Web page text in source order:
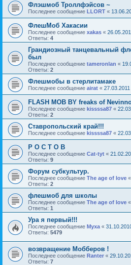
Флэшмоб Троллфэйсов ~
Последнее сообщение LLORT «
ФлешМоб Хакасии
Последнее сообщение xakas «
Ответы: 4
Грандиозный танцевальный
был
Последнее сообщение tameronlan «
Ответы: 2
Флешмобы в стерлитамаке
Последнее сообщение airat «
FLASH MOB BY freaks of
Последнее сообщение kissssa87 «
Ответы: 2
Ставропольский край!!!
Последнее сообщение kissssa87 «
Р О С Т О В
Последнее сообщение Cat-tyt «
Ответы: 9
Форум субкультур.
Последнее сообщение The age of love «
Ответы: 2
флешмоб для школы
Последнее сообщение The age of love «
Ответы: 1
Ура я первый!!!
Последнее сообщение Муха «
Ответы: 5479
возвращение Мобберов !
Последнее сообщение Ranter «
Ответы: 7